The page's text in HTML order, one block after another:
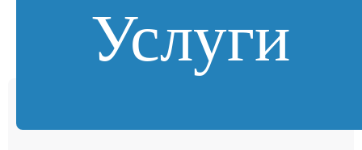
Услуги